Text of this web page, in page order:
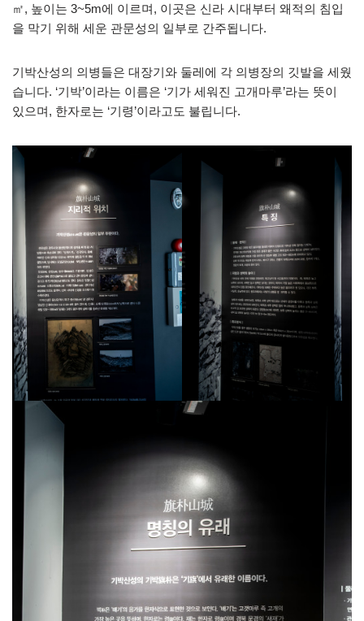
㎡, 높이는 3~5m에 이르며, 이곳은 신라 시대부터 왜적의 침입
을 막기 위해 세운 관문성의 일부로 간주됩니다.
기박산성의 의병들은 대장기와 둘레에 각 의병장의 깃발을 세웠
습니다. ‘기박’이라는 이름은 ‘기가 세워진 고개마루’라는 뜻이
있으며, 한자로는 ‘기령’이라고도 불립니다.